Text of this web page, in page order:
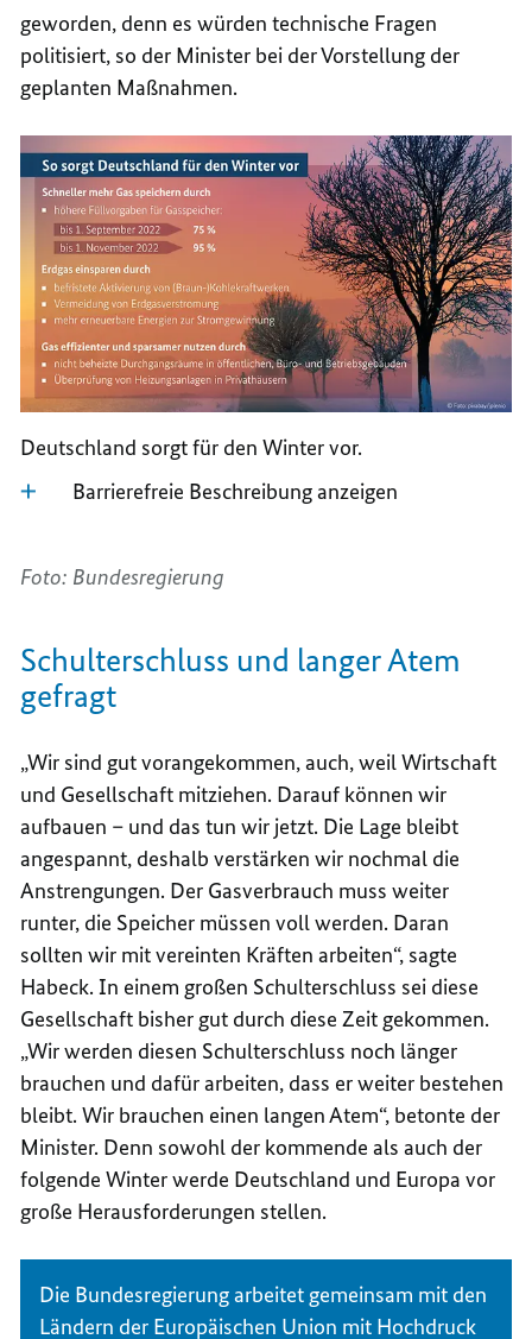
geworden, denn es würden technische Fragen
politisiert, so der Minister bei der Vorstellung der
geplanten Maßnahmen.
Deutschland sorgt für den Winter vor.
Barrierefreie Beschreibung anzeigen
Foto: Bundesregierung
Schulterschluss und langer Atem
gefragt
„Wir sind gut vorangekommen, auch, weil Wirtschaft
und Gesellschaft mitziehen. Darauf können wir
aufbauen – und das tun wir jetzt. Die Lage bleibt
angespannt, deshalb verstärken wir nochmal die
Anstrengungen. Der Gasverbrauch muss weiter
runter, die Speicher müssen voll werden. Daran
sollten wir mit vereinten Kräften arbeiten“, sagte
Habeck. In einem großen Schulterschluss sei diese
Gesellschaft bisher gut durch diese Zeit gekommen.
„Wir werden diesen Schulterschluss noch länger
brauchen und dafür arbeiten, dass er weiter bestehen
bleibt. Wir brauchen einen langen Atem“, betonte der
Minister. Denn sowohl der kommende als auch der
folgende Winter werde Deutschland und Europa vor
große Herausforderungen stellen.
Die Bundesregierung arbeitet gemeinsam mit den
Ländern der Europäischen Union mit Hochdruck